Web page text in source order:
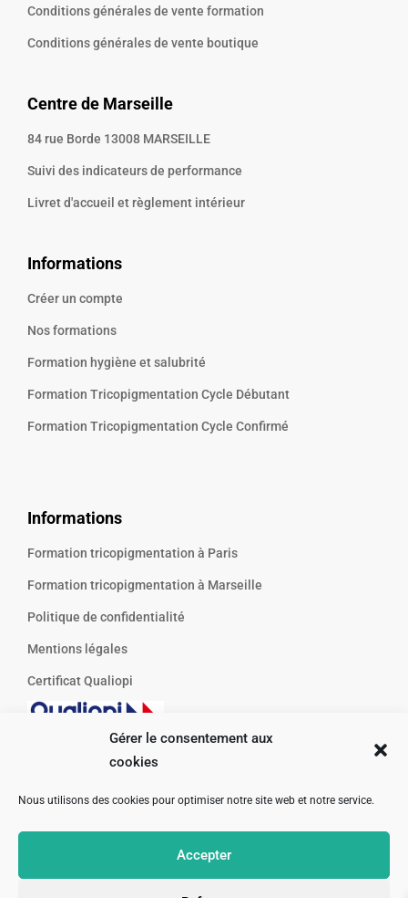
Gérer le consentement aux
cookies
Nous utilisons des cookies pour optimiser notre site web et notre service.
Accepter
Conditions générales de vente formation
Conditions générales de vente boutique
Centre de Marseille
84 rue Borde 13008 MARSEILLE
Suivi des indicateurs de performance
Livret d'accueil et règlement intérieur
Informations
Créer un compte
Nos formations
Formation hygiène et salubrité
Formation Tricopigmentation Cycle Débutant
Formation Tricopigmentation Cycle Confirmé
Informations
Formation tricopigmentation à Paris
Formation tricopigmentation à Marseille
Politique de confidentialité
Mentions légales
Certificat Qualiopi